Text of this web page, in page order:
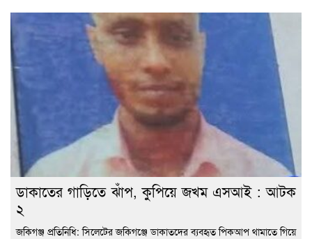
ডাকাতের গাড়িতে ঝাঁপ, কুপিয়ে জখম এসআই : আটক
২
জকিগঞ্জ প্রতিনিধি: সিলেটের জকিগঞ্জে ডাকাতদের ব্যবহৃত পিকআপ থামাতে গিয়ে